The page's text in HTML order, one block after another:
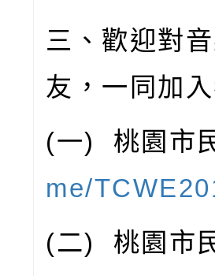
三、歡迎對
友，一同加
(一) 桃園市
me/
(二) 桃園市